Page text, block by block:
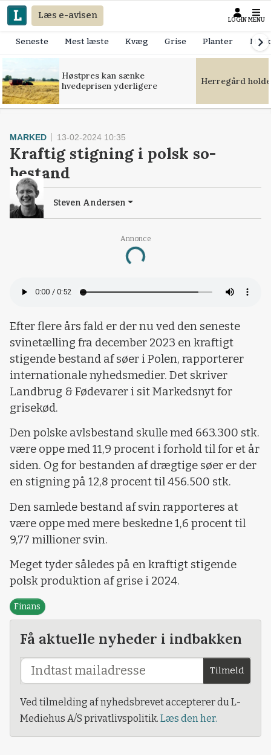
Læs e-avisen LOGIN MENU
Seneste Mest læste Kvæg Grise Planter
Høstpres kan sænke
hvedeprisen yderligere
Herregård
Annonce
Loading...
MARKED 13-02-2024 10:35
Kraftig stigning i polsk so-
bestand
Steven Andersen
Efter flere års fald er der nu ved den seneste
svinetælling fra december 2023 en kraftigt
stigende bestand af søer i Polen, rapporterer
internationale nyhedsmedier. Det skriver
Landbrug & Fødevarer i sit Markedsnyt for
grisekød.
Den polske avlsbestand skulle med 663.300 stk.
være oppe med 11,9 procent i forhold til for et år
siden. Og for bestanden af drægtige søer er der
en stigning på 12,8 procent til 456.500 stk.
Den samlede bestand af svin rapporteres at
være oppe med mere beskedne 1,6 procent til
9,77 millioner svin.
Meget tyder således på en kraftigt stigende
polsk produktion af grise i 2024.
Finans
Få aktuelle nyheder i indbakken
Tilmeld
Ved tilmelding af nyhedsbrevet accepterer du L-
Mediehus A/S privatlivspolitik. Læs den her.